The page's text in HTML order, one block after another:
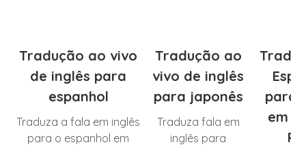
Tradução ao vivo
de inglês para
espanhol
Traduza a fala em inglês
para o espanhol em
Tradução ao
vivo de inglês
para japonês
Traduza fala em
inglês para
para
em